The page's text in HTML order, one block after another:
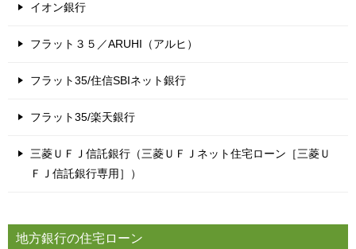
イオン銀行
フラット３５／ARUHI（アルヒ）
フラット35/住信SBIネット銀行
フラット35/楽天銀行
三菱ＵＦＪ信託銀行（三菱ＵＦＪネット住宅ローン［三菱Ｕ
ＦＪ信託銀行専用］）
地方銀行の住宅ローン